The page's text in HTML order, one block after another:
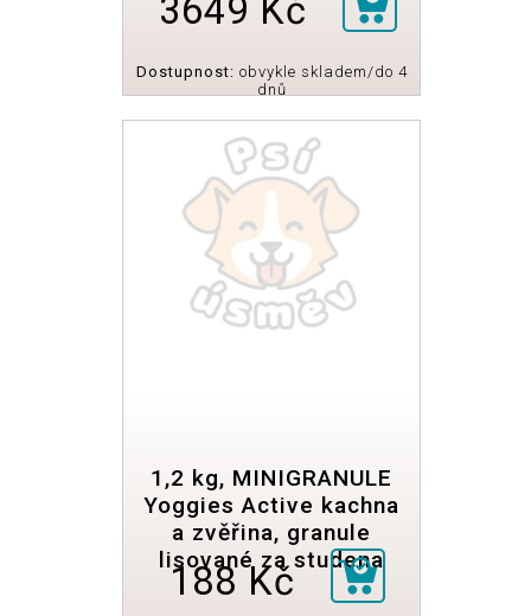
3649 Kč
Dostupnost: obvykle skladem/do 4
dnů
1,2 kg, MINIGRANULE
Yoggies Active kachna
a zvěřina, granule
lisované za studena
188 Kč